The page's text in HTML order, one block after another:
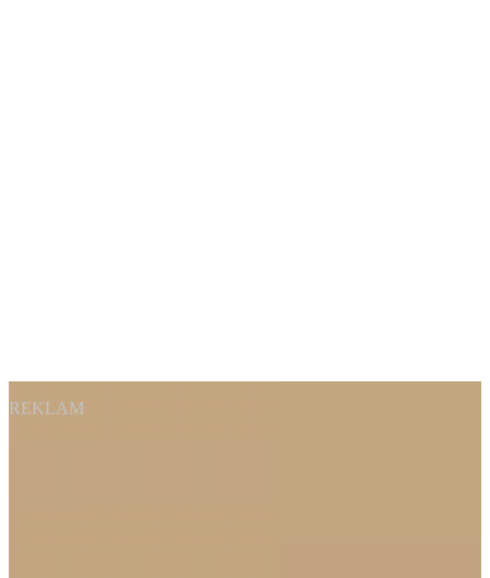
REKLAM